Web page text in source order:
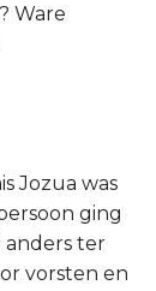
Ware
Jozua was
ging
anders ter
vorsten en